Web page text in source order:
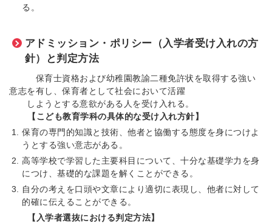
る。
アドミッション・ポリシー（入学者受け入れの方
針）と判定方法
保育士資格および幼稚園教諭二種免許状を取得する強い
意志を有し、保育者として社会において活躍
しようとする意欲がある人を受け入れる。
【こども教育学科の具体的な受け入れ方針】
保育の専門的知識と技術、他者と協働する態度を身につけよ
うとする強い意志がある。
高等学校で学習した主要科目について、十分な基礎学力を身
につけ、基礎的な課題を解くことができる。
自分の考えを口頭や文章により適切に表現し、他者に対して
的確に伝えることができる。
【入学者選抜における判定方法】